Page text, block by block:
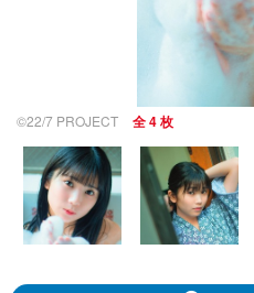
©22/7 PROJECT 全 4 枚